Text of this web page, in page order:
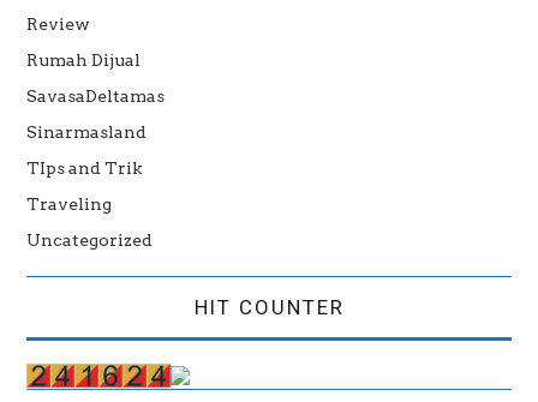
Review
Rumah Dijual
SavasaDeltamas
Sinarmasland
TIps and Trik
Traveling
Uncategorized
HIT COUNTER